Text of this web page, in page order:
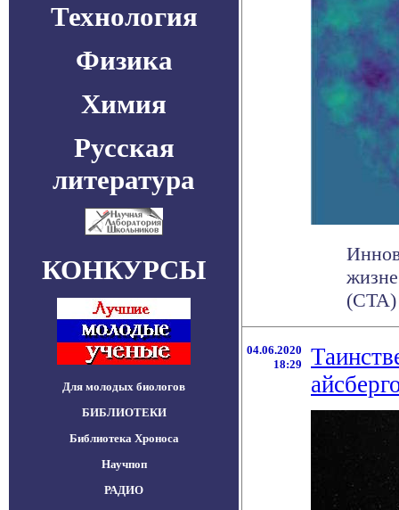
Технология
Физика
Химия
Русская
литература
КОНКУРСЫ
Для молодых биологов
БИБЛИОТЕКИ
Библиотека Хроноса
Научпоп
РАДИО
04.06.2020
18:29